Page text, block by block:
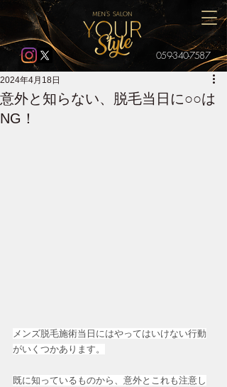
059-340-7587
意外と知らない、脱毛当日に○○は
NG！
2024年4月18日
メンズ脱毛施術当日にはやってはいけない行動
がいくつかあります。
既に知っているものから、意外とこれも注意し